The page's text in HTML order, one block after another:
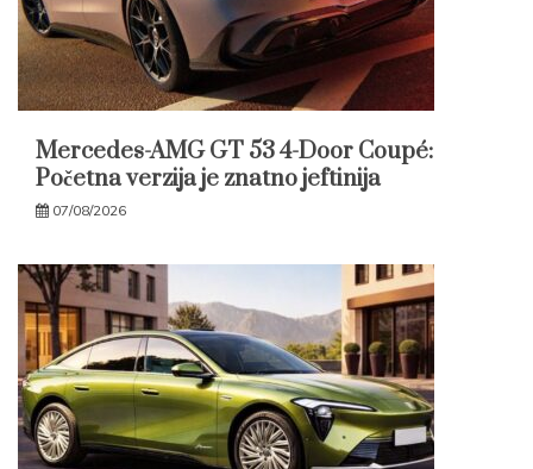
Mercedes-AMG GT 53 4-Door Coupé:
Početna verzija je znatno jeftinija
07/08/2026